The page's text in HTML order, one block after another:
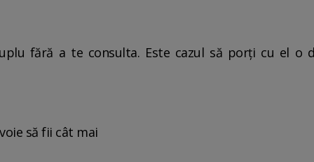
fără a te consulta. Este cazul să porți cu el o
să fii cât mai